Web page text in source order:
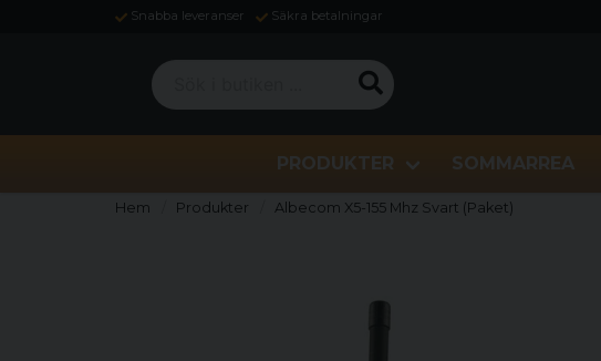
Snabba leveranser Säkra betalningar
Sök i butiken ...
PRODUKTER SOMMARREA
Hem Produkter Albecom X5-155 Mhz Svart (Paket)